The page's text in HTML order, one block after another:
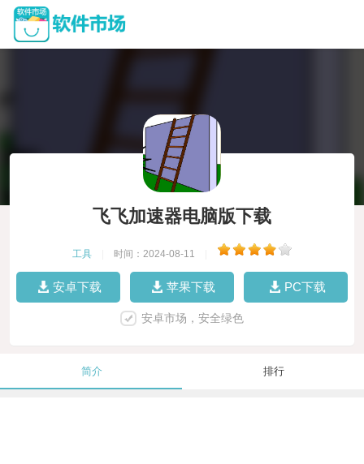
飞飞加速器电脑版下载
工具 时间：2024-08-11
安卓下载 苹果下载 PC下载
安卓市场，安全绿色
简介 排行